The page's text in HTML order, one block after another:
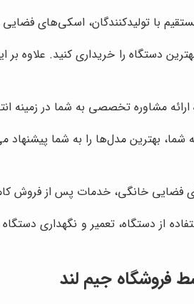
با تولیدکنندگان، اسکی‌های
دستگاه را خریداری کنید. علاوه
مشاوره تخصصی به شما در
شما، بهترین مدل‌ها را به شما
فضایی خانگی، خدمات پس از فروش
از دستگاه، تعمیر و نگهداری
فروشگاه جیم لند